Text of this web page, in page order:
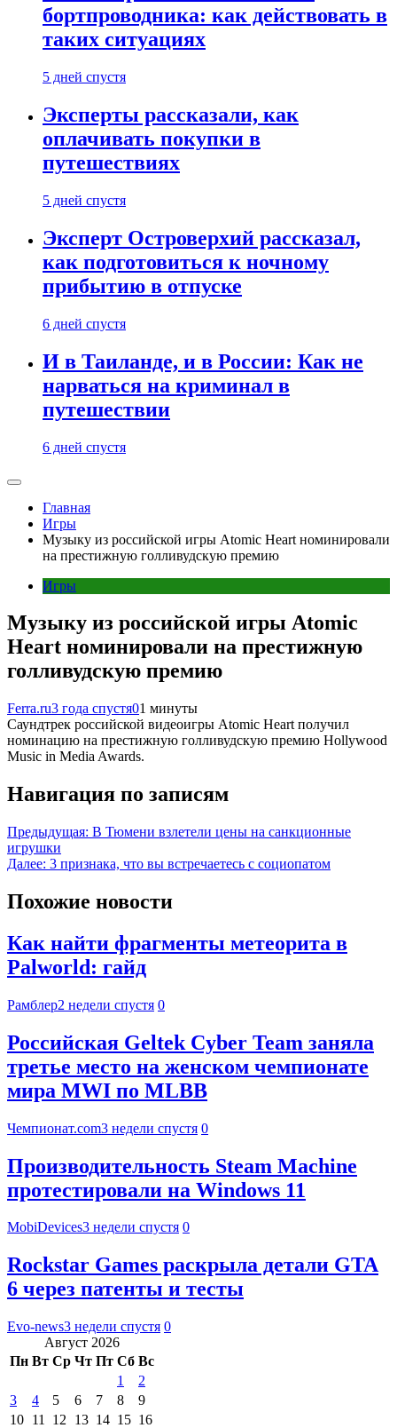
бортпроводника: как действовать в
таких ситуациях
5 дней спустя
Эксперты рассказали, как
оплачивать покупки в
путешествиях
5 дней спустя
Эксперт Островерхий рассказал,
как подготовиться к ночному
прибытию в отпуске
6 дней спустя
И в Таиланде, и в России: Как не
нарваться на криминал в
путешествии
6 дней спустя
Главная
Игры
Музыку из российской игры Atomic Heart номинировали
на престижную голливудскую премию
Игры
Музыку из российской игры Atomic
Heart номинировали на престижную
голливудскую премию
Ferra.ru3 года спустя01 минуты
Саундтрек российской видеоигры Atomic Heart получил
номинацию на престижную голливудскую премию Hollywood
Music in Media Awards.
Навигация по записям
Предыдущая: В Тюмени взлетели цены на санкционные
игрушки
Далее: 3 признака, что вы встречаетесь с социопатом
Похожие новости
Как найти фрагменты метеорита в
Palworld: гайд
Рамблер2 недели спустя 0
Российская Geltek Cyber Team заняла
третье место на женском чемпионате
мира MWI по MLBB
Чемпионат.com3 недели спустя 0
Производительность Steam Machine
протестировали на Windows 11
MobiDevices3 недели спустя 0
Rockstar Games раскрыла детали GTA
6 через патенты и тесты
Evo-news3 недели спустя 0
Август 2026
Пн Вт Ср Чт Пт Сб Вс
1
2
3
4 5 6 7 8
9
10 11 12 13 14 15 16